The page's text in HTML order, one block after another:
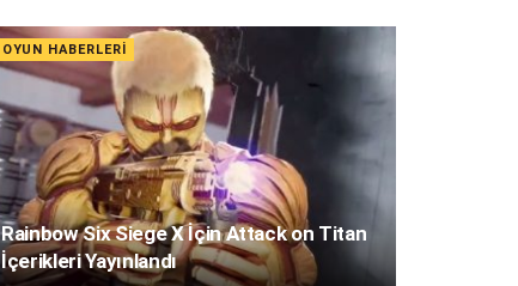
OYUN HABERLERI
Rainbow Six Siege X İçin Attack on Titan
İçerikleri Yayınlandı